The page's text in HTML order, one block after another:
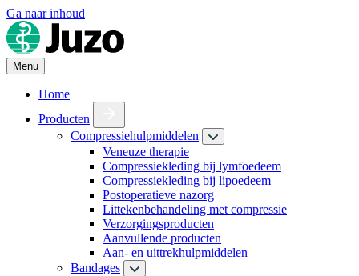
Ga naar inhoud
Menu
Home
Producten
Compressiehulpmiddelen
Veneuze therapie
Compressiekleding bij lymfoedeem
Compressiekleding bij lipoedeem
Postoperatieve nazorg
Littekenbehandeling met compressie
Verzorgingsproducten
Aanvullende producten
Aan- en uittrekhulpmiddelen
Bandages